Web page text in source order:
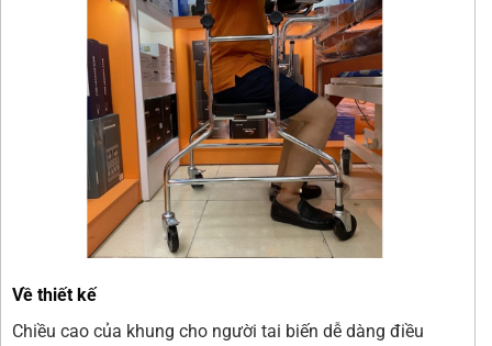
Về thiết kế
Chiều cao của khung cho người tai biến dễ dàng điều